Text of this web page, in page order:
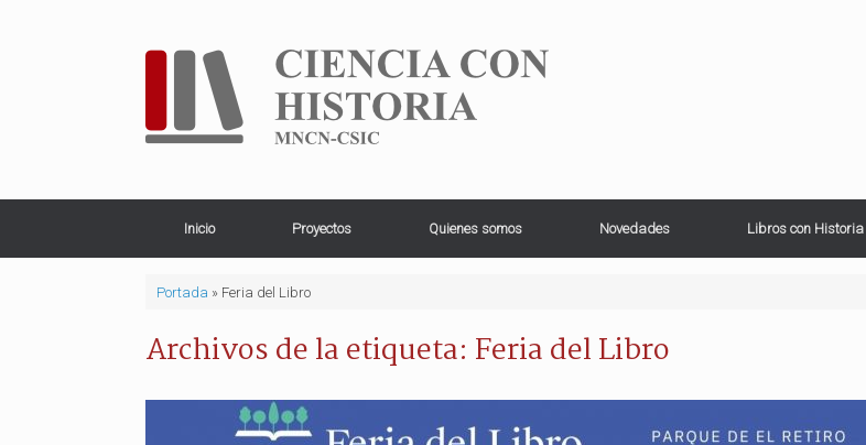
Inicio Proyectos Quienes somos Novedades Libros con Historia
Portada » Feria del Libro
Archivos de la etiqueta: Feria del Libro